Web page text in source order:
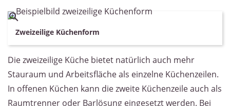
Zweizeilige Küchenform
Die zweizeilige Küche bietet natürlich auch mehr
Stauraum und Arbeitsfläche als einzelne Küchenzeilen.
In offenen Küchen kann die zweite Küchenzeile auch als
Raumtrenner oder Barlösung eingesetzt werden. Bei